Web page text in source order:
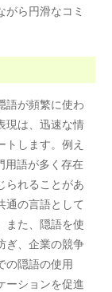
ら円滑なコミ
語が頻繁に使わ
現は、迅速な情
します。例え
用語が多く存在
られることがあ
通の言語として
また、隠語を使
ぎ、企業の競争
の隠語の使用
ーションを促進